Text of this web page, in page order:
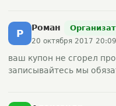
Р Роман
20 октября 2017 20:09
ваш купон не сгорел
записывайтесь мы